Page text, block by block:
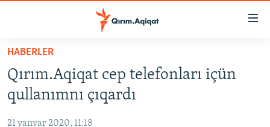
Esas
qaytmaq
Baş
navigatsiyağa
qaytmaq
SİYASET
İQTİSADİYAT
HABERLER
Qırım.Aqiqat cep telefonları içün
qullanımnı çıqardı
21 yanvar 2020, 11:18